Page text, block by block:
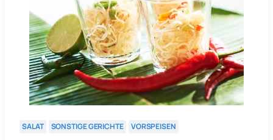
SALAT SONSTIGE GERICHTE VORSPEISEN